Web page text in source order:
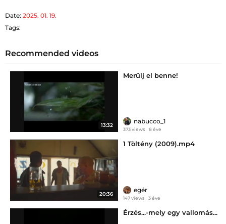
Date: 2025. 01. 19.
Tags:
Recommended videos
13:32
Merülj el benne!
nabucco_1
373 views 8 éve
20:36
1 Töltény (2009).mp4
egér
147 views 3 éve
Érzés...-mely egy vallomás...